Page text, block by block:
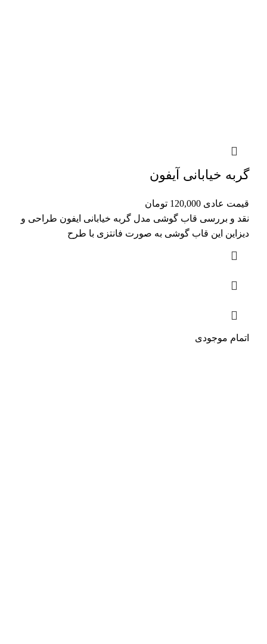
گربه خیابانی آیفون
قیمت عادی 120,000 تومان
نقد و بررسی قاب گوشی مدل گربه خیابانی ایفون طراحی و
دیزاین این قاب گوشی به صورت فانتزی با طرح
اتمام موجودی